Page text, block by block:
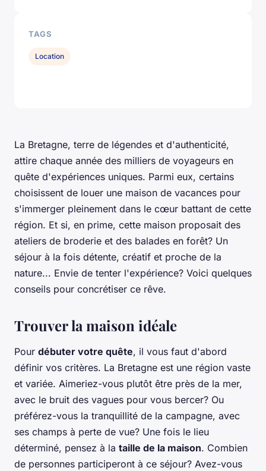
La Bretagne, terre de légendes et d'authenticité,
attire chaque année des milliers de voyageurs en
quête d'expériences uniques. Parmi eux, certains
choisissent de louer une maison de vacances pour
s'immerger pleinement dans le cœur battant de cette
région. Et si, en prime, cette maison proposait des
ateliers de broderie et des balades en forêt? Un
séjour à la fois détente, créatif et proche de la
nature... Envie de tenter l'expérience? Voici quelques
conseils pour concrétiser ce rêve.
Trouver la maison idéale
Pour débuter votre quête, il vous faut d'abord
définir vos critères. La Bretagne est une région vaste
et variée. Aimeriez-vous plutôt être près de la mer,
avec le bruit des vagues pour vous bercer? Ou
préférez-vous la tranquillité de la campagne, avec
ses champs à perte de vue? Une fois le lieu
déterminé, pensez à la taille de la maison. Combien
de personnes participeront à ce séjour? Avez-vous
TAGS
Location